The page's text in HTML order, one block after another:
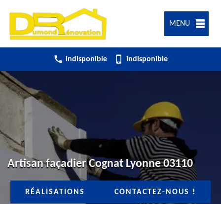
MENU
indisponible indisponible
Artisan façadier Cognat Lyonne 03110
RÉALISATIONS CONTACTEZ-NOUS !